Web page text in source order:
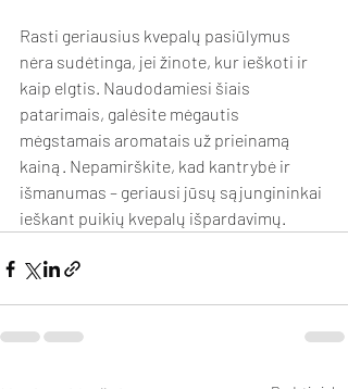
Rasti geriausius kvepalų pasiūlymus
nėra sudėtinga, jei žinote, kur ieškoti ir
kaip elgtis. Naudodamiesi šiais
patarimais, galėsite mėgautis
mėgstamais aromatais už prieinamą
kainą. Nepamirškite, kad kantrybė ir
išmanumas – geriausi jūsų sąjungininkai
ieškant puikių kvepalų išpardavimų.